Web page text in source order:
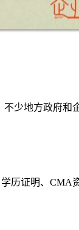
少地方政府
历证明、